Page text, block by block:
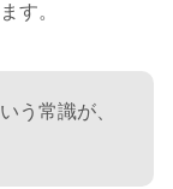
す。
う常識が、